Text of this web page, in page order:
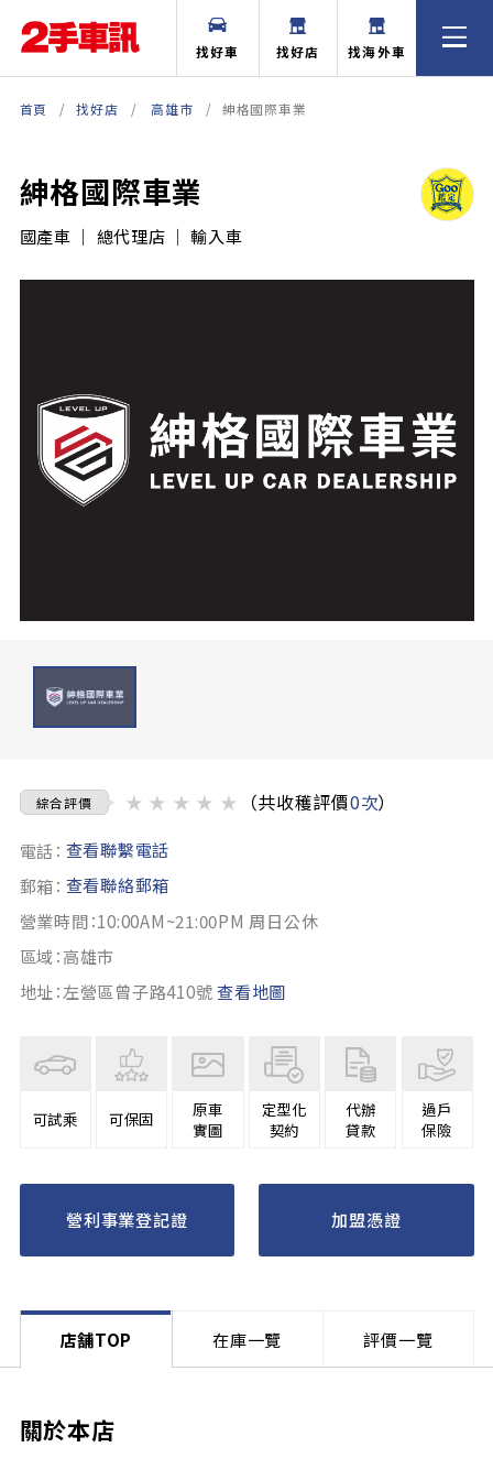
找好車 找好店 找海外車
首頁 找好店 高雄市 紳格國際車業
紳格國際車業
國產車 ｜ 總代理店 ｜ 輸入車
綜合評價 ★ ★ ★ ★ ★ （共收穫評價0次）
電話： 查看聯繫電話
郵箱： 查看聯絡郵箱
營業時間：10:00AM~21:00PM 周日公休
區域：高雄市
地址：左營區曾子路410號查看地圖
可試乘 可保固
原車
實圖
定型化
契約
代辦
貸款
過戶
保險
營利事業登記證 加盟憑證
店舗TOP 在庫一覽 評價一覽
關於本店